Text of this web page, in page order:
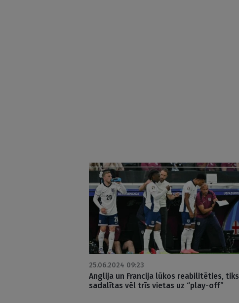
25.06.2024 09:23
Anglija un Francija lūkos reabilitēties, tiks
sadalītas vēl trīs vietas uz “play-off”